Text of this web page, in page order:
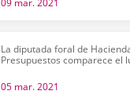
09 mar. 2021
La diputada foral de
Presupuestos comparece el
05 mar. 2021